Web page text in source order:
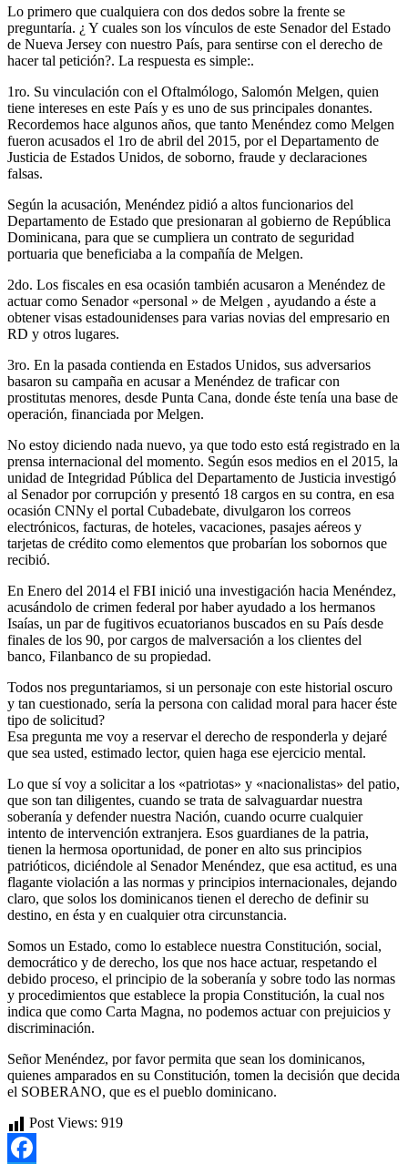
Lo primero que cualquiera con dos dedos sobre la frente se
preguntaría. ¿ Y cuales son los vínculos de este Senador del Estado
de Nueva Jersey con nuestro País, para sentirse con el derecho de
hacer tal petición?. La respuesta es simple:.
1ro. Su vinculación con el Oftalmólogo, Salomón Melgen, quien
tiene intereses en este País y es uno de sus principales donantes.
Recordemos hace algunos años, que tanto Menéndez como Melgen
fueron acusados el 1ro de abril del 2015, por el Departamento de
Justicia de Estados Unidos, de soborno, fraude y declaraciones
falsas.
Según la acusación, Menéndez pidió a altos funcionarios del
Departamento de Estado que presionaran al gobierno de República
Dominicana, para que se cumpliera un contrato de seguridad
portuaria que beneficiaba a la compañía de Melgen.
2do. Los fiscales en esa ocasión también acusaron a Menéndez de
actuar como Senador «personal » de Melgen , ayudando a éste a
obtener visas estadounidenses para varias novias del empresario en
RD y otros lugares.
3ro. En la pasada contienda en Estados Unidos, sus adversarios
basaron su campaña en acusar a Menéndez de traficar con
prostitutas menores, desde Punta Cana, donde éste tenía una base de
operación, financiada por Melgen.
No estoy diciendo nada nuevo, ya que todo esto está registrado en la
prensa internacional del momento. Según esos medios en el 2015, la
unidad de Integridad Pública del Departamento de Justicia investigó
al Senador por corrupción y presentó 18 cargos en su contra, en esa
ocasión CNNy el portal Cubadebate, divulgaron los correos
electrónicos, facturas, de hoteles, vacaciones, pasajes aéreos y
tarjetas de crédito como elementos que probarían los sobornos que
recibió.
En Enero del 2014 el FBI inició una investigación hacia Menéndez,
acusándolo de crimen federal por haber ayudado a los hermanos
Isaías, un par de fugitivos ecuatorianos buscados en su País desde
finales de los 90, por cargos de malversación a los clientes del
banco, Filanbanco de su propiedad.
Todos nos preguntariamos, si un personaje con este historial oscuro
y tan cuestionado, sería la persona con calidad moral para hacer éste
tipo de solicitud?
Esa pregunta me voy a reservar el derecho de responderla y dejaré
que sea usted, estimado lector, quien haga ese ejercicio mental.
Lo que sí voy a solicitar a los «patriotas» y «nacionalistas» del patio,
que son tan diligentes, cuando se trata de salvaguardar nuestra
soberanía y defender nuestra Nación, cuando ocurre cualquier
intento de intervención extranjera. Esos guardianes de la patria,
tienen la hermosa oportunidad, de poner en alto sus principios
patrióticos, diciéndole al Senador Menéndez, que esa actitud, es una
flagante violación a las normas y principios internacionales, dejando
claro, que solos los dominicanos tienen el derecho de definir su
destino, en ésta y en cualquier otra circunstancia.
Somos un Estado, como lo establece nuestra Constitución, social,
democrático y de derecho, los que nos hace actuar, respetando el
debido proceso, el principio de la soberanía y sobre todo las normas
y procedimientos que establece la propia Constitución, la cual nos
indica que como Carta Magna, no podemos actuar con prejuicios y
discriminación.
Señor Menéndez, por favor permita que sean los dominicanos,
quienes amparados en su Constitución, tomen la decisión que decida
el SOBERANO, que es el pueblo dominicano.
Post Views: 919